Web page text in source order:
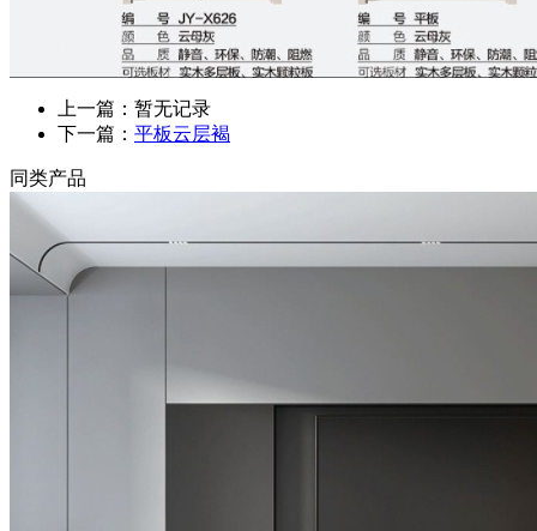
上一篇：暂无记录
下一篇： 平板云层褐
同类产品